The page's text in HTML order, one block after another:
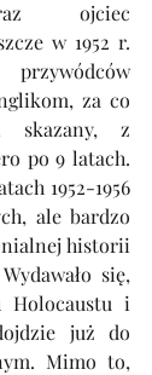
ojciec
w 1952 r.
za co
skazany, z
po 9 latach.
1952-1956
ale bardzo
historii
się,
Holocaustu i
już do
Mimo to,